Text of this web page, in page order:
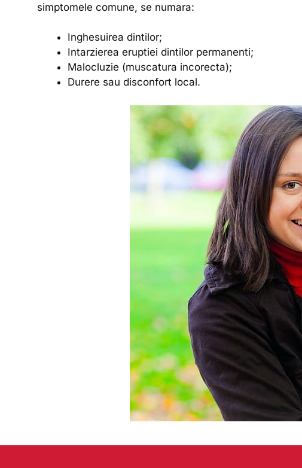
simptomele comune, se numara:
Inghesuirea dintilor;
Intarzierea eruptiei dintilor permanenti;
Malocluzie (muscatura incorecta);
Durere sau disconfort local.